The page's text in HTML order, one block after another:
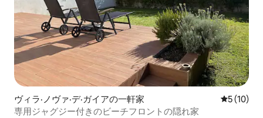
ヴィラ·ノヴァ·デ·ガイアの一軒家 レビュー
5 (10)
専用ジャグジー付きのビーチフロントの隠れ家